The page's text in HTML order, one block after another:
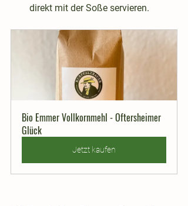
direkt mit der Soße servieren.
Bio Emmer Vollkornmehl - Oftersheimer
Glück
Jetzt kaufen